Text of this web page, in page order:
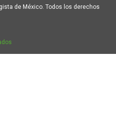
de México. Todos los derechos